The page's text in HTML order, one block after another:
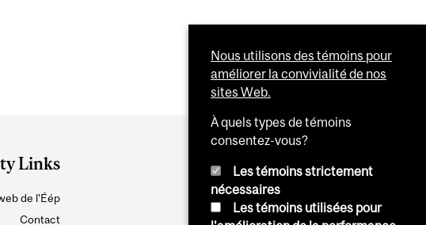
Links
de l'Éép
Contact
Nous utilisons des témoins pour
améliorer la convivialité de nos
sites Web.
À quels types de témoins
consentez-vous?
Les témoins strictement
nécessaires
Les témoins utilisées pour